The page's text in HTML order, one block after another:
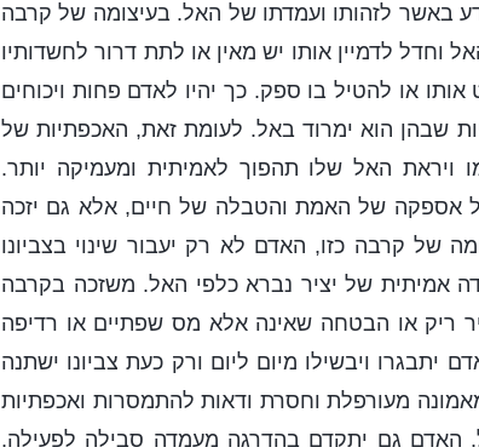
באשר לזהותו ועמדתו של האל. בעיצומה של קרבה
לדמיין אותו יש מאין או לתת דרור לחשדותיו
אותו או להטיל בו ספק. כך יהיו לאדם פחות ויכוחים
שבהן הוא ימרוד באל. לעומת זאת, האכפתיות של
ויראת האל שלו תהפוך לאמיתית ומעמיקה יותר.
אספקה של האמת והטבלה של חיים, אלא גם יזכה
קרבה כזו, האדם לא רק יעבור שינוי בצביונו
אמיתית של יציר נברא כלפי האל. משזכה בקרבה
ריק או הבטחה שאינה אלא מס שפתיים או רדיפה
יתבגרו ויבשילו מיום ליום ורק כעת צביונו ישתנה
מעורפלת וחסרת ודאות להתמסרות ואכפתיות
האדם גם יתקדם בהדרגה מעמדה סבילה לפעילה,